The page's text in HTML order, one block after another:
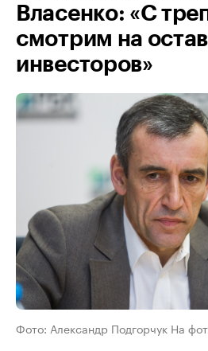
Власенко: «С
смотрим на
инвесторов»
Фото: Александр Подгорчук На